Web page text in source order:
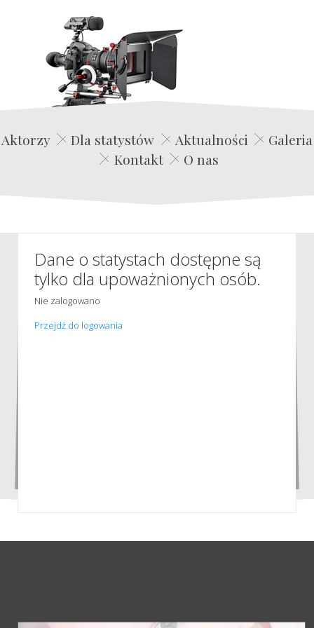
Edwin Film Agencja Aktorska
Aktorzy Dla statystów Aktualności
Galeria
Kontakt
O nas
Dane o statystach dostępne są
tylko dla upoważnionych osób.
Nie zalogowano
Przejdź do logowania